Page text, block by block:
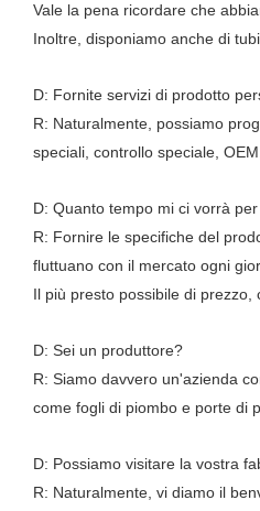
Vale la pena ricordare che
Inoltre, disponiamo anche di
D: Fornite servizi di prodotto
R: Naturalmente, possiamo
speciali, controllo speciale,
D: Quanto tempo mi ci vorrà
R: Fornire le specifiche del
fluttuano con il mercato ogni
Il più presto possibile di
D: Sei un produttore?
R: Siamo davvero un'azienda
come fogli di piombo e porte di
D: Possiamo visitare la vostra
R: Naturalmente, vi diamo il